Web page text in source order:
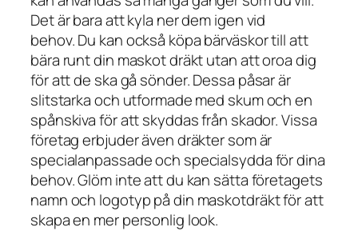
Det är bara att kyla ner dem igen vid
behov. Du kan också köpa bärväskor till att
bära runt din maskot dräkt utan att oroa dig
för att de ska gå sönder. Dessa påsar är
slitstarka och utformade med skum och en
spånskiva för att skyddas från skador. Vissa
företag erbjuder även dräkter som är
specialanpassade och specialsydda för dina
behov. Glöm inte att du kan sätta företagets
namn och logotyp på din maskotdräkt för att
skapa en mer personlig look.